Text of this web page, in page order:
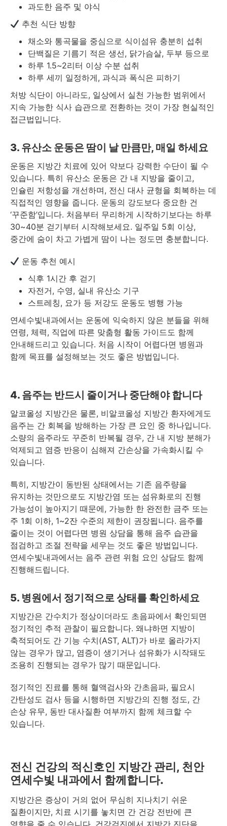
과도한 음주 및 야식
추천 식단 방향
채소와 통곡물을 중심으로 식이섬유 충분히 섭취
단백질은 기름기 적은 생선, 닭가슴살, 두부 등으로
하루 1.5~2리터 이상 수분 섭취
하루 세끼 일정하게, 과식과 폭식은 피하기
처방 식단이 아니라도, 일상에서 실천 가능한 범위에서
지속 가능한 식사 습관으로 전환하는 것이 가장 현실적인
접근법입니다.
3. 유산소 운동은 땀이 날 만큼만, 매일 하세요
운동은 지방간 치료에 있어 약보다 강력한 수단이 될 수
있습니다. 특히 유산소 운동은 간 내 지방을 줄이고,
인슐린 저항성을 개선하며, 전신 대사 균형을 회복하는 데
직접적인 영향을 줍니다. 운동의 강도보다 중요한 건
‘꾸준함’입니다. 처음부터 무리하게 시작하기보다는 하루
30~40분 걷기부터 시작해보세요. 일주일 5회 이상,
중간에 숨이 차고 가볍게 땀이 나는 정도면 충분합니다.
운동 추천 예시
식후 1시간 후 걷기
자전거, 수영, 실내 유산소 기구
스트레칭, 요가 등 저강도 운동도 병행 가능
연세수빛내과에서는 운동에 익숙하지 않은 분들을 위해
연령, 체력, 직업에 따른 맞춤형 활동 가이드도 함께
안내해드리고 있습니다. 처음 시작이 어렵다면 병원과
함께 목표를 설정해보는 것도 좋은 방법입니다.
4. 음주는 반드시 줄이거나 중단해야 합니다
알코올성 지방간은 물론, 비알코올성 지방간 환자에게도
음주는 간 회복을 방해하는 가장 큰 요인 중 하나입니다.
소량의 음주라도 꾸준히 반복될 경우, 간 내 지방 분해가
억제되고 염증 반응이 심해져 간손상을 가속화시킬 수
있습니다.
특히, 지방간이 동반된 상태에서는 기존 음주량을
유지하는 것만으로도 지방간염 또는 섬유화로의 진행
가능성이 높아지기 때문에, 가능한 한 완전한 금주 또는
주 1회 이하, 1~2잔 수준의 제한이 권장됩니다. 음주를
줄이는 것이 어렵다면 병원 상담을 통해 음주 습관을
점검하고 조절 전략을 세우는 것도 좋은 방법입니다.
연세수빛내과에서는 음주 관련 위험 요인 상담도 함께
진행해드립니다.
5. 병원에서 정기적으로 상태를 확인하세요
지방간은 간수치가 정상이더라도 초음파에서 확인되면
정기적인 추적 관찰이 필요합니다. 왜냐하면 지방이
축적되어도 간 기능 수치(AST, ALT)가 바로 올라가지
않는 경우가 많고, 염증이 생기거나 섬유화가 시작돼도
조용히 진행되는 경우가 많기 때문입니다.
정기적인 진료를 통해 혈액검사와 간초음파, 필요시
간탄성도 검사 등을 시행하면 지방간의 진행 정도, 간
손상 유무, 동반 대사질환 여부까지 함께 체크할 수
있습니다.
전신 건강의 적신호인 지방간 관리, 천안
연세수빛 내과에서 함께합니다.
지방간은 증상이 거의 없어 무심히 지나치기 쉬운
질환이지만, 치료 시기를 놓치면 간 건강 전반에 큰
영향을 줄 수 있습니다. 건강검진에서 지방간 진단을